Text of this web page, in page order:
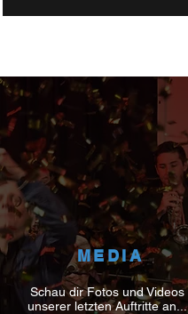
MEDIA
Schau dir Fotos und Videos
unserer letzten Auftritte an...